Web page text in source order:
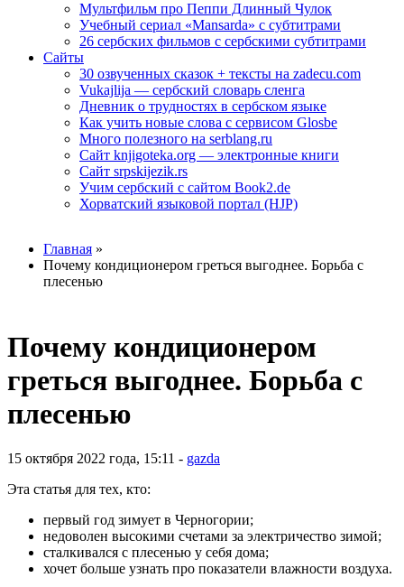
Мультфильм про Пеппи Длинный Чулок
Учебный сериал «Mansarda» с субтитрами
26 сербских фильмов с сербскими субтитрами
Сайты
30 озвученных сказок + тексты на zadecu.com
Vukajlija — сербский словарь сленга
Дневник о трудностях в сербском языке
Как учить новые слова с сервисом Glosbe
Много полезного на serblang.ru
Сайт knjigoteka.org — электронные книги
Сайт srpskijezik.rs
Учим сербский с сайтом Book2.de
Хорватский языковой портал (HJP)
Вы здесьГлавная »
Почему кондиционером греться выгоднее. Борьба с
плесенью
Почему кондиционером
греться выгоднее. Борьба с
плесенью
15 октября 2022 года, 15:11 - gazda
Эта статья для тех, кто:
первый год зимует в Черногории;
недоволен высокими счетами за электричество зимой;
сталкивался с плесенью у себя дома;
хочет больше узнать про показатели влажности воздуха.